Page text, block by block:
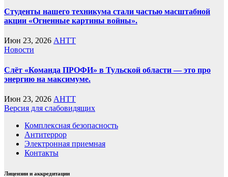
Студенты нашего техникума стали частью масштабной
акции «Огненные картины войны».
Июн 23, 2026 AHTT
Новости
Слёт «Команда ПРОФИ» в Тульской области — это про
энергию на максимуме.
Июн 23, 2026 AHTT
Версия для слабовидящих
Комплексная безопасность
Антитеррор
Электронная приемная
Контакты
Лицензии и аккредитации